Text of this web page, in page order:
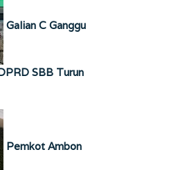
Galian C Ganggu
SBB Turun
Pemkot Ambon